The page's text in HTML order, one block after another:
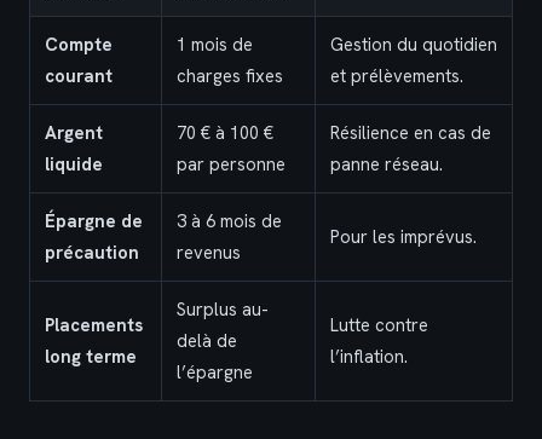
Compte
courant
1 mois de
charges fixes
Gestion du quotidien
et prélèvements.
Argent
liquide
70 € à 100 €
par personne
Résilience en cas de
panne réseau.
Épargne de
précaution
3 à 6 mois de
revenus
Pour les imprévus.
Placements
long terme
Surplus au-
delà de
l’épargne
Lutte contre
l’inflation.